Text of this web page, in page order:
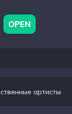
OPEN
артисты
Популярные подборки